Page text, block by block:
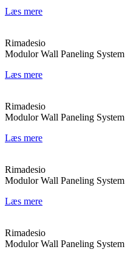
Læs mere
Rimadesio
Modulor Wall Paneling System
Læs mere
Rimadesio
Modulor Wall Paneling System
Læs mere
Rimadesio
Modulor Wall Paneling System
Læs mere
Rimadesio
Modulor Wall Paneling System